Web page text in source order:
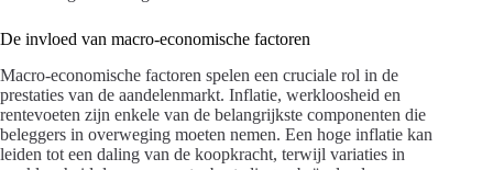
De invloed van macro-economische factoren
Macro-economische factoren spelen een cruciale rol in de
prestaties van de aandelenmarkt. Inflatie, werkloosheid en
rentevoeten zijn enkele van de belangrijkste componenten die
beleggers in overweging moeten nemen. Een hoge inflatie kan
leiden tot een daling van de koopkracht, terwijl variaties in